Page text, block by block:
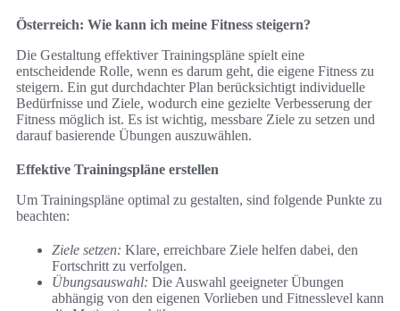
Österreich: Wie kann ich meine Fitness steigern?
Die Gestaltung effektiver Trainingspläne spielt eine
entscheidende Rolle, wenn es darum geht, die eigene Fitness zu
steigern. Ein gut durchdachter Plan berücksichtigt individuelle
Bedürfnisse und Ziele, wodurch eine gezielte Verbesserung der
Fitness möglich ist. Es ist wichtig, messbare Ziele zu setzen und
darauf basierende Übungen auszuwählen.
Effektive Trainingspläne erstellen
Um Trainingspläne optimal zu gestalten, sind folgende Punkte zu
beachten:
Ziele setzen: Klare, erreichbare Ziele helfen dabei, den
Fortschritt zu verfolgen.
Übungsauswahl: Die Auswahl geeigneter Übungen
abhängig von den eigenen Vorlieben und Fitnesslevel kann